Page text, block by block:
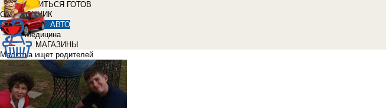
УЧИТЬСЯ ГОТОВ
СПРАВОЧНИК
АВТО
Медицина
МАГАЗИНЫ
Малютка ищет родителей